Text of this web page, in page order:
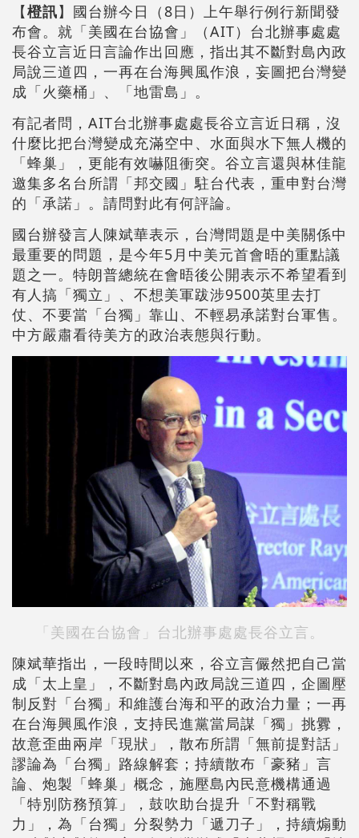
【橙訊】國台辦今日（8日）上午舉行例行新聞發
布會。就「美國在台協會」（AIT）台北辦事處處
長谷立言近日言論作出回應，指出其不斷對島內政
局說三道四，一再在台海興風作浪，妄圖把台灣變
成「火藥桶」、「地雷島」。
有記者問，AIT台北辦事處處長谷立言近日稱，沒
什麼比把台灣變成充滿空中、水面與水下無人機的
「蜂巢」，更能有效嚇阻衝突。谷立言還與林佳龍
邀集多名台所謂「邦交國」駐台代表，重申對台灣
的「承諾」。請問對此有何評論。
國台辦發言人陳斌華表示，台灣問題是中美關係中
最重要的問題，是今年5月中美元首會晤的重點議
題之一。特朗普總統在會晤後公開表示不希望看到
有人搞「獨立」、不想美軍跋涉9500英里去打
仗、不要當「台獨」靠山、不輕易承諾對台軍售。
中方嚴肅看待美方的政治表態與行動。
「美國在台協會」台北辦事處處長谷立言。
陳斌華指出，一段時間以來，谷立言儼然把自己當
成「太上皇」，不斷對島內政局說三道四，企圖壓
制反對「台獨」和維護台海和平的政治力量；一再
在台海興風作浪，支持民進黨當局謀「獨」挑釁，
故意歪曲兩岸「現狀」，散布所謂「無前提對話」
謬論為「台獨」路線解套；持續散布「豪豬」言
論、炮製「蜂巢」概念，施壓島內民意機構通過
「特別防務預算」，鼓吹助台提升「不對稱戰
力」，為「台獨」分裂勢力「遞刀子」，持續煽動